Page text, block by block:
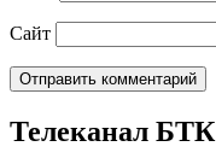
Сайт
Телеканал БТК